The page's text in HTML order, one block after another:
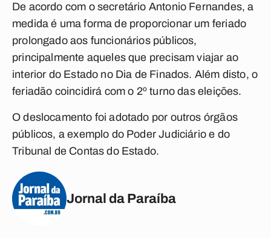
De acordo com o secretário Antonio Fernandes, a
medida é uma forma de proporcionar um feriado
prolongado aos funcionários públicos,
principalmente aqueles que precisam viajar ao
interior do Estado no Dia de Finados. Além disto, o
feriadão coincidirá com o 2º turno das eleições.
O deslocamento foi adotado por outros órgãos
públicos, a exemplo do Poder Judiciário e do
Tribunal de Contas do Estado.
Jornal da Paraíba